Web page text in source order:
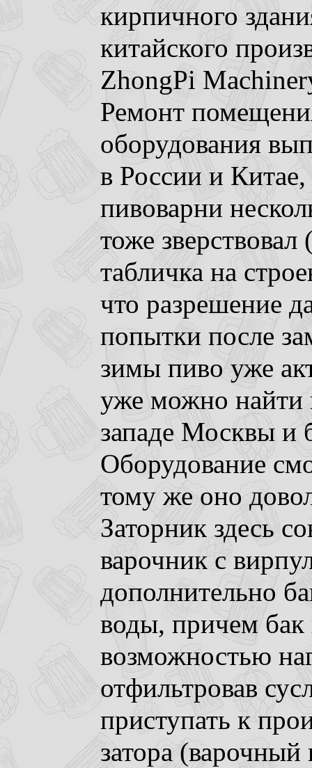
кирпичного
китайского
ZhongPi
Ремонт
оборудования
в России и Китае,
пивоварни
тоже
табличка на
что разрешение
попытки после
зимы пиво уже
уже можно найти
западе Москвы и
Оборудование
тому же оно
Заторник здесь
варочник с
дополнительно
воды, причем бак
возможностью
отфильтровав
приступать к
затора